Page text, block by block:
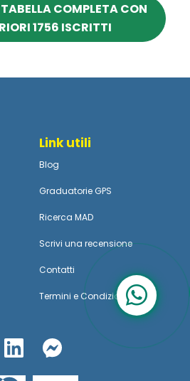
COMPLETA CON
1756 ISCRITTI
Link utili
Blog
Graduatorie GPS
Ricerca MAD
Scrivi una recensione
Contatti
Termini e Condizioni